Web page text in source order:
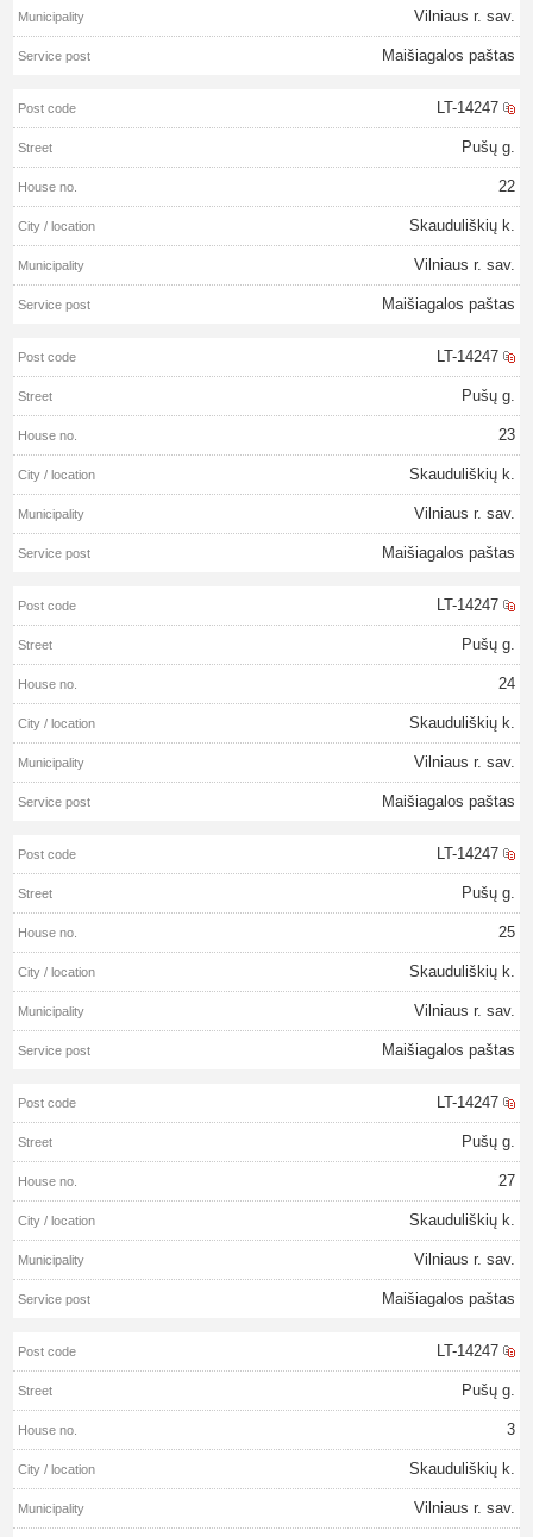
Vilniaus r. sav.
Maišiagalos paštas
LT-14247
Pušų g.
22
Skauduliškių k.
Vilniaus r. sav.
Maišiagalos paštas
LT-14247
Pušų g.
23
Skauduliškių k.
Vilniaus r. sav.
Maišiagalos paštas
LT-14247
Pušų g.
24
Skauduliškių k.
Vilniaus r. sav.
Maišiagalos paštas
LT-14247
Pušų g.
25
Skauduliškių k.
Vilniaus r. sav.
Maišiagalos paštas
LT-14247
Pušų g.
27
Skauduliškių k.
Vilniaus r. sav.
Maišiagalos paštas
LT-14247
Pušų g.
3
Skauduliškių k.
Vilniaus r. sav.